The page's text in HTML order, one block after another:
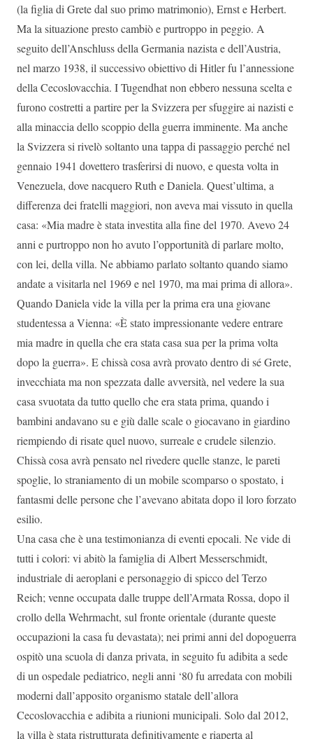
(la figlia di Grete dal suo primo matrimonio), Ernst e Herbert.
Ma la situazione presto cambiò e purtroppo in peggio. A
seguito dell’Anschluss della Germania nazista e dell’Austria,
nel marzo 1938, il successivo obiettivo di Hitler fu l’annessione
della Cecoslovacchia. I Tugendhat non ebbero nessuna scelta e
furono costretti a partire per la Svizzera per sfuggire ai nazisti e
alla minaccia dello scoppio della guerra imminente. Ma anche
la Svizzera si rivelò soltanto una tappa di passaggio perché nel
gennaio 1941 dovettero trasferirsi di nuovo, e questa volta in
Venezuela, dove nacquero Ruth e Daniela. Quest’ultima, a
differenza dei fratelli maggiori, non aveva mai vissuto in quella
casa: «Mia madre è stata investita alla fine del 1970. Avevo 24
anni e purtroppo non ho avuto l’opportunità di parlare molto,
con lei, della villa. Ne abbiamo parlato soltanto quando siamo
andate a visitarla nel 1969 e nel 1970, ma mai prima di allora».
Quando Daniela vide la villa per la prima era una giovane
studentessa a Vienna: «È stato impressionante vedere entrare
mia madre in quella che era stata casa sua per la prima volta
dopo la guerra». E chissà cosa avrà provato dentro di sé Grete,
invecchiata ma non spezzata dalle avversità, nel vedere la sua
casa svuotata da tutto quello che era stata prima, quando i
bambini andavano su e giù dalle scale o giocavano in giardino
riempiendo di risate quel nuovo, surreale e crudele silenzio.
Chissà cosa avrà pensato nel rivedere quelle stanze, le pareti
spoglie, lo straniamento di un mobile scomparso o spostato, i
fantasmi delle persone che l’avevano abitata dopo il loro forzato
esilio.
Una casa che è una testimonianza di eventi epocali. Ne vide di
tutti i colori: vi abitò la famiglia di Albert Messerschmidt,
industriale di aeroplani e personaggio di spicco del Terzo
Reich; venne occupata dalle truppe dell’Armata Rossa, dopo il
crollo della Wehrmacht, sul fronte orientale (durante queste
occupazioni la casa fu devastata); nei primi anni del dopoguerra
ospitò una scuola di danza privata, in seguito fu adibita a sede
di un ospedale pediatrico, negli anni ‘80 fu arredata con mobili
moderni dall’apposito organismo statale dell’allora
Cecoslovacchia e adibita a riunioni municipali. Solo dal 2012,
la villa è stata ristrutturata definitivamente e riaperta al